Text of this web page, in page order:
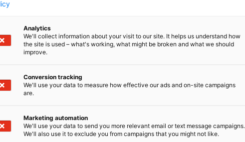
tunnetuksi Messukeskuksessa järjestettyjen
seuraamaan melkein
taidokkaita ja kekseliäisyydessään
ja se on inspiroinut minua
osaamistani ja rohkeutta osallistua lajin
Analytics
We'll collect information about your visit to our site. It helps us understand how
the site is used – what's working, what might be broken and what we should
improve.
Conversion tracking
We'll use your data to measure how effective our ads and on-site campaigns
are.
Marketing automation
We'll use your data to send you more relevant email or text message campaigns.
We'll also use it to exclude you from campaigns that you might not like.